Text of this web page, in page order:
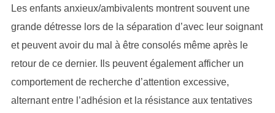
Les enfants anxieux/ambivalents montrent souvent une
grande détresse lors de la séparation d’avec leur soignant
et peuvent avoir du mal à être consolés même après le
retour de ce dernier. Ils peuvent également afficher un
comportement de recherche d’attention excessive,
alternant entre l’adhésion et la résistance aux tentatives